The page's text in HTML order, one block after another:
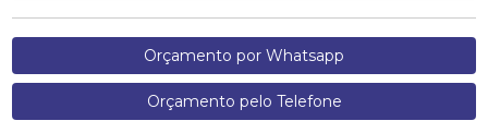
Orçamento por Whatsapp
Orçamento pelo Telefone